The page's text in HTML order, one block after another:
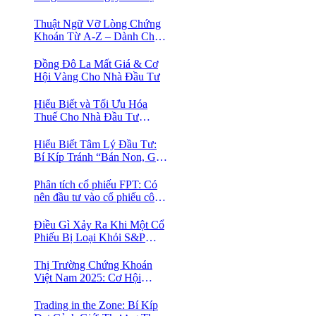
Thuật Ngữ Vỡ Lòng Chứng
Khoán Từ A-Z – Dành Cho
Đồng Đô La Mất Giá & Cơ
Hội Vàng Cho Nhà Đầu Tư
Hiểu Biết và Tối Ưu Hóa
Thuế Cho Nhà Đầu Tư
Hiểu Biết Tâm Lý Đầu Tư:
Bí Kíp Tránh “Bán Non, Giữ
Thị Trường Chứng Khoán
Phân tích cổ phiếu FPT: Có
nên đầu tư vào cổ phiếu công
Điều Gì Xảy Ra Khi Một Cổ
Phiếu Bị Loại Khỏi S&P
Thị Trường Chứng Khoán
Việt Nam 2025: Cơ Hội
Index 🤑
Trading in the Zone: Bí Kíp